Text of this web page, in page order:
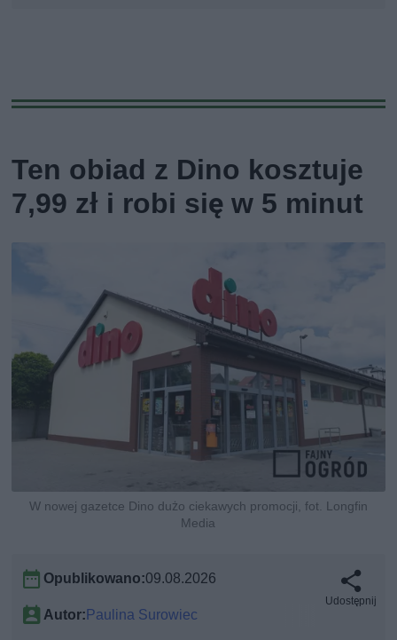
Ten obiad z Dino kosztuje
7,99 zł i robi się w 5 minut
W nowej gazetce Dino dużo ciekawych promocji, fot. Longfin
Media
Opublikowano:09.08.2026
Autor:Paulina Surowiec
Udostępnij